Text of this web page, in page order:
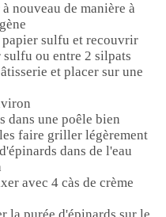
nouveau de manière à
sulfu et recouvrir
ou entre 2 silpats
et placer sur une
dans une poêle bien
faire griller légèrement
dans de l'eau
avec 4 càs de crème